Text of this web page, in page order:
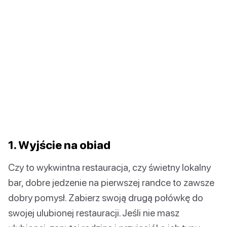
1. Wyjście na obiad
Czy to wykwintna restauracja, czy świetny lokalny
bar, dobre jedzenie na pierwszej randce to zawsze
dobry pomysł. Zabierz swoją drugą połówkę do
swojej ulubionej restauracji. Jeśli nie masz